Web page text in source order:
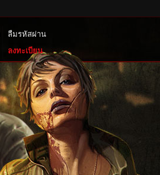
ลืมรหัสผ่าน
ลงทะเบียน